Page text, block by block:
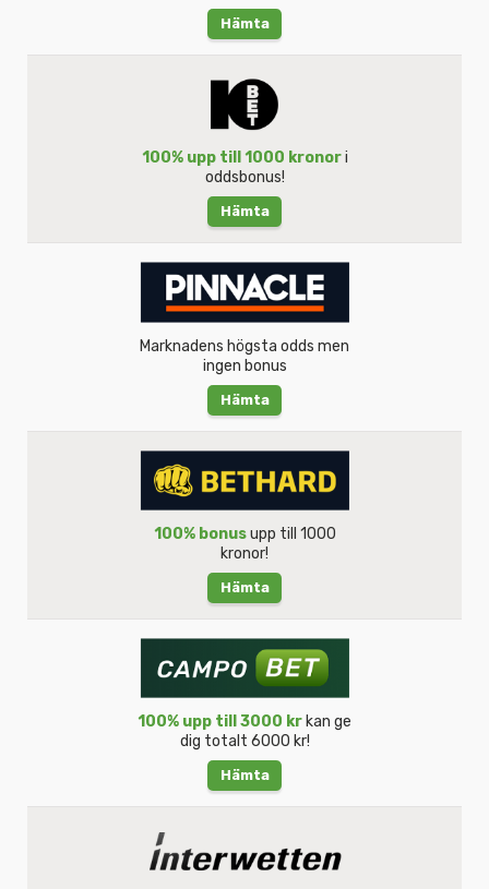
Hämta
100% upp till 1000 kronori
oddsbonus!
Hämta
Marknadens högsta odds men
ingen bonus
Hämta
100% bonusupp till 1000
kronor!
Hämta
100% upp till 3000 krkan ge
dig totalt 6000 kr!
Hämta